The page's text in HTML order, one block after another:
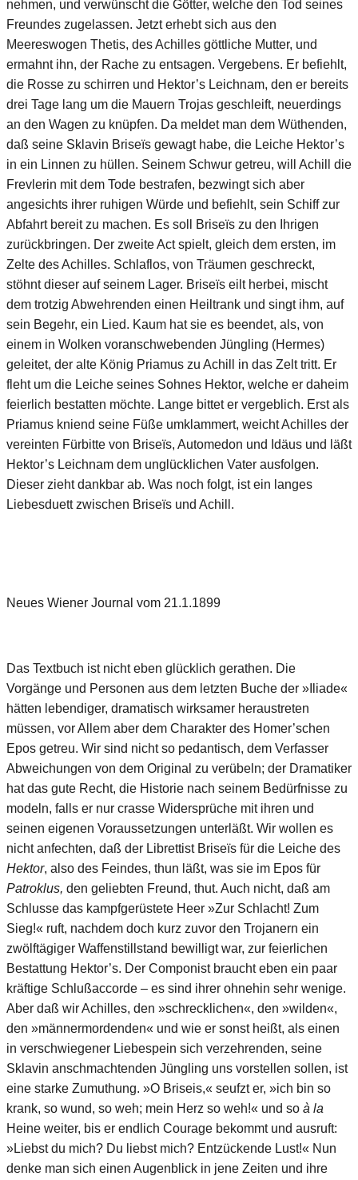
nehmen, und verwünscht die Götter, welche den Tod seines
Freundes zugelassen. Jetzt erhebt sich aus den
Meereswogen Thetis, des Achilles göttliche Mutter, und
ermahnt ihn, der Rache zu entsagen. Vergebens. Er befiehlt,
die Rosse zu schirren und Hektor’s Leichnam, den er bereits
drei Tage lang um die Mauern Trojas geschleift, neuerdings
an den Wagen zu knüpfen. Da meldet man dem Wüthenden,
daß seine Sklavin Briseïs gewagt habe, die Leiche Hektor’s
in ein Linnen zu hüllen. Seinem Schwur getreu, will Achill die
Frevlerin mit dem Tode bestrafen, bezwingt sich aber
angesichts ihrer ruhigen Würde und befiehlt, sein Schiff zur
Abfahrt bereit zu machen. Es soll Briseïs zu den Ihrigen
zurückbringen. Der zweite Act spielt, gleich dem ersten, im
Zelte des Achilles. Schlaflos, von Träumen geschreckt,
stöhnt dieser auf seinem Lager. Briseïs eilt herbei, mischt
dem trotzig Abwehrenden einen Heiltrank und singt ihm, auf
sein Begehr, ein Lied. Kaum hat sie es beendet, als, von
einem in Wolken voranschwebenden Jüngling (Hermes)
geleitet, der alte König Priamus zu Achill in das Zelt tritt. Er
fleht um die Leiche seines Sohnes Hektor, welche er daheim
feierlich bestatten möchte. Lange bittet er vergeblich. Erst als
Priamus kniend seine Füße umklammert, weicht Achilles der
vereinten Fürbitte von Briseïs, Automedon und Idäus und läßt
Hektor’s Leichnam dem unglücklichen Vater ausfolgen.
Dieser zieht dankbar ab. Was noch folgt, ist ein langes
Liebesduett zwischen Briseïs und Achill.
Neues Wiener Journal vom 21.1.1899
Das Textbuch ist nicht eben glücklich gerathen. Die
Vorgänge und Personen aus dem letzten Buche der »Iliade«
hätten lebendiger, dramatisch wirksamer heraustreten
müssen, vor Allem aber dem Charakter des Homer’schen
Epos getreu. Wir sind nicht so pedantisch, dem Verfasser
Abweichungen von dem Original zu verübeln; der Dramatiker
hat das gute Recht, die Historie nach seinem Bedürfnisse zu
modeln, falls er nur crasse Widersprüche mit ihren und
seinen eigenen Voraussetzungen unterläßt. Wir wollen es
nicht anfechten, daß der Librettist Briseïs für die Leiche des
Hektor, also des Feindes, thun läßt, was sie im Epos für
Patroklus, den geliebten Freund, thut. Auch nicht, daß am
Schlusse das kampfgerüstete Heer »Zur Schlacht! Zum
Sieg!« ruft, nachdem doch kurz zuvor den Trojanern ein
zwölftägiger Waffenstillstand bewilligt war, zur feierlichen
Bestattung Hektor’s. Der Componist braucht eben ein paar
kräftige Schlußaccorde – es sind ihrer ohnehin sehr wenige.
Aber daß wir Achilles, den »schrecklichen«, den »wilden«,
den »männermordenden« und wie er sonst heißt, als einen
in verschwiegener Liebespein sich verzehrenden, seine
Sklavin anschmachtenden Jüngling uns vorstellen sollen, ist
eine starke Zumuthung. »O Briseis,« seufzt er, »ich bin so
krank, so wund, so weh; mein Herz so weh!« und so à la
Heine weiter, bis er endlich Courage bekommt und ausruft:
»Liebst du mich? Du liebst mich? Entzückende Lust!« Nun
denke man sich einen Augenblick in jene Zeiten und ihre